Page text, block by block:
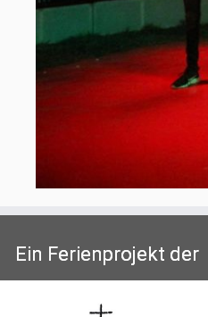
Ein Ferienprojekt der